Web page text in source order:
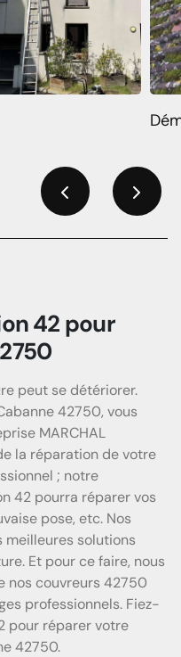
42 pour
peut se détériorer.
42750, vous
MARCHAL
la réparation de votre
; notre
42 pourra réparer vos
pose, etc. Nos
solutions
Et pour ce faire, nous
nos couvreurs 42750
professionnels. Fiez-
pour réparer votre
42750.